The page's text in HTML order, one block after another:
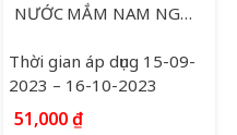
NƯỚC MẮM NAM NGƯ NHÃN VÀNG 650ML
Thời gian áp dụng 15-09-
2023 – 16-10-2023
51,000₫